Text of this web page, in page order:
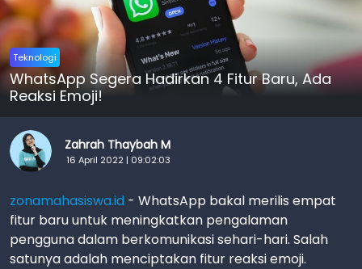
Teknologi
WhatsApp Segera Hadirkan 4 Fitur Baru, Ada
Reaksi Emoji!
Zahrah Thaybah M
16 April 2022 | 09:02:03
zonamahasiswa.id - WhatsApp bakal merilis empat
fitur baru untuk meningkatkan pengalaman
pengguna dalam berkomunikasi sehari-hari. Salah
satunya adalah menciptakan fitur reaksi emoji.